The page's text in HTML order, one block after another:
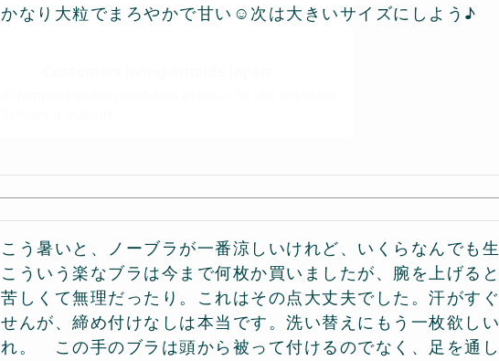
かなり大粒でまろやかで甘い☺️次は大きいサイズにしよう♪
こう暑いと、ノーブラが一番涼しいけれど、いくらなんでも
こういう楽なブラは今まで何枚か買いましたが、腕を上げる
苦しくて無理だったり。これはその点大丈夫でした。汗がす
せんが、締め付けなしは本当です。洗い替えにもう一枚欲し
れ。　この手のブラは頭から被って付けるのでなく、足を通